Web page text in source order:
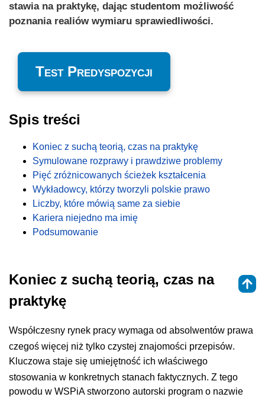
stawia na praktykę, dając studentom możliwość
poznania realiów wymiaru sprawiedliwości.
Test Predyspozycji
Spis treści
Koniec z suchą teorią, czas na praktykę
Symulowane rozprawy i prawdziwe problemy
Pięć zróżnicowanych ścieżek kształcenia
Wykładowcy, którzy tworzyli polskie prawo
Liczby, które mówią same za siebie
Kariera niejedno ma imię
Podsumowanie
Koniec z suchą teorią, czas na
praktykę
Współczesny rynek pracy wymaga od absolwentów prawa
czegoś więcej niż tylko czystej znajomości przepisów.
Kluczowa staje się umiejętność ich właściwego
stosowania w konkretnych stanach faktycznych. Z tego
powodu w WSPiA stworzono autorski program o nazwie